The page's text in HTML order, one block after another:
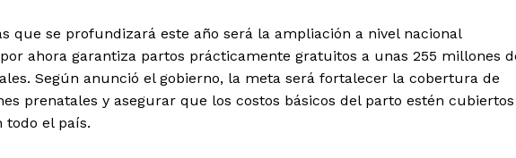
que se profundizará este año será la ampliación a nivel nacional
ahora garantiza partos prácticamente gratuitos a unas 255 millones
Según anunció el gobierno, la meta será fortalecer la cobertura de
prenatales y asegurar que los costos básicos del parto estén cubiertos
todo el país.